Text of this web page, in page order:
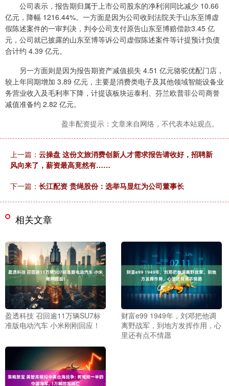
公司表示，报告期归属于上市公司股东的净利润同比减少 10.66
亿元，降幅 1216.44%。一方面是因为公司收到法院关于山东至博虚
假陈述案件的一审判决，判令公司支付原告山东至博赔偿款3.45 亿
元，公司就已披露的山东至博等诉公司虚假陈述案件等计提预计负债
合计约 4.39 亿元。
另一方面则是因为报告期资产减值损失 4.51 亿元骆驼优配门店，
较上年同期增加 3.89 亿元，主要是消费类电子及其他领域智能设备业
务营业收入及毛利率下降，计提该板块运泰利、芬兰欧普菲公司商誉
减值准备约 2.82 亿元。
盈丰配资提示：文章来自网络，不代表本站观点。
上一篇： 云操盘 这份文旅消费创新人才需求报告请收好，招聘新
风向来了，薪资最高竟然有……
下一篇： 长江配资 贵绳股份：选举马显红为公司董事长
相关文章
盈透科技 召回逾11万辆SU7标
准版电动汽车 小米刚刚回应！
财富e99 1949年，刘邓把他调
离野战军，到地方发挥作用，心
里还有点不情愿